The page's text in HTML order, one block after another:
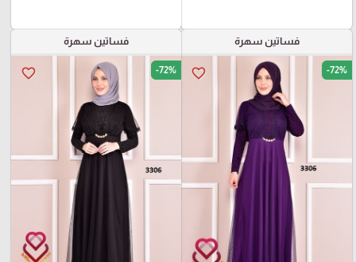
فساتين سهرة
favorite_border -72%
فساتين سهرة
favorite_border -72%